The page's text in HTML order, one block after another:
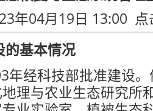
年04月19日 13:00 点
的基本情况
年经科技部批准建设
理与农业生态研究所